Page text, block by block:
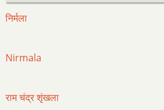
निर्मला
Nirmala
राम चंद्र शृंखला